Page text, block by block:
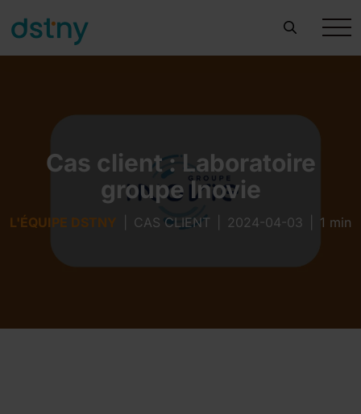
Cas client : Laboratoire
groupe Inovie
L'ÉQUIPE DSTNY CAS CLIENT 2024-04-03 1 min